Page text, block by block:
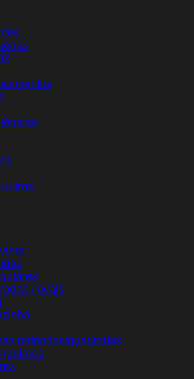
outros
/ ovais
redondas/quadradas